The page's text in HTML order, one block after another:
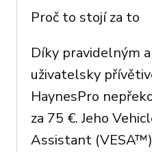
Proč to stojí za to
Díky pravidelným
uživatelsky
HaynesPro
za 75 €. Jeho
Assistant